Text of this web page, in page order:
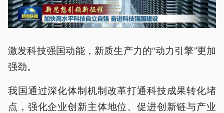
激发科技强国动能，新质生产力的“动力引擎”更加
强劲。
我国通过深化体制机制改革打通科技成果转化堵
点，强化企业创新主体地位、促进创新链与产业